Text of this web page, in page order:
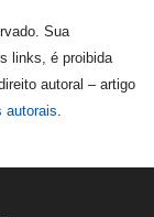
Sua
links, é proibida
autoral – artigo
autorais.